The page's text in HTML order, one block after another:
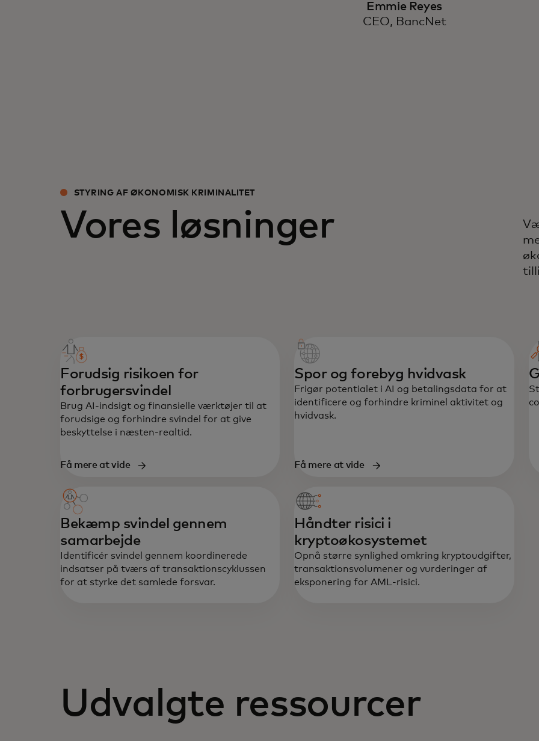
Emmie Reyes
CEO, BancNet
STYRING AF ØKONOMISK KRIMINALITET
Vores løsninger
Forudsig risikoen for
forbrugersvindel
Brug AI-indsigt og finansielle værktøjer til at
forudsige og forhindre svindel for at give
beskyttelse i næsten-realtid.
Få mere at vide
Spor og forebyg hvidvask
Frigør potentialet i AI og betalingsdata for at
identificere og forhindre kriminel aktivitet og
hvidvask.
Få mere at vide
Bekæmp svindel gennem
samarbejde
Identificér svindel gennem koordinerede
indsatser på tværs af transaktionscyklussen
for at styrke det samlede forsvar.
Håndter risici i
kryptoøkosystemet
Opnå større synlighed omkring kryptoudgifter,
transaktionsvolumener og vurderinger af
eksponering for AML-risici.
Udvalgte ressourcer